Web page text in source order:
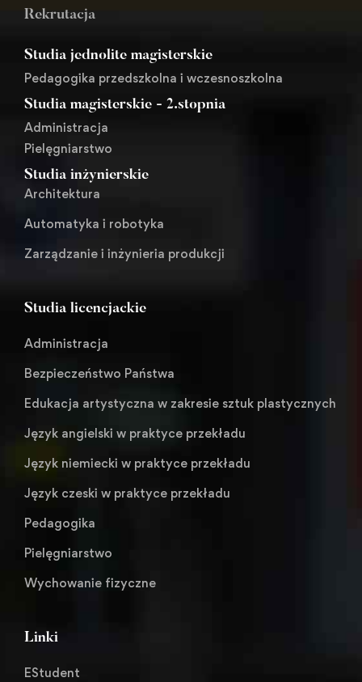
Rekrutacja
Studia jednolite magisterskie
Pedagogika przedszkolna i wczesnoszkolna
Studia magisterskie - 2.stopnia
Administracja
Pielęgniarstwo
Studia inżynierskie
Architektura
Automatyka i robotyka
Zarządzanie i inżynieria produkcji
Studia licencjackie
Administracja
Bezpieczeństwo Państwa
Edukacja artystyczna w zakresie sztuk plastycznych
Język angielski w praktyce przekładu
Język niemiecki w praktyce przekładu
Język czeski w praktyce przekładu
Pedagogika
Pielęgniarstwo
Wychowanie fizyczne
Linki
EStudent